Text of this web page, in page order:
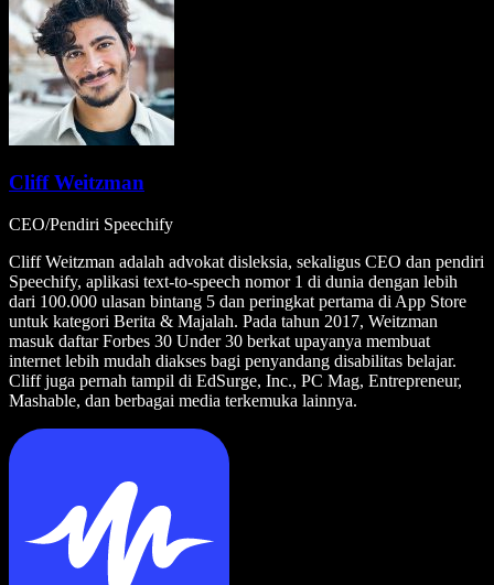
Cliff Weitzman
CEO/Pendiri Speechify
Cliff Weitzman adalah advokat disleksia, sekaligus CEO dan pendiri
Speechify, aplikasi text-to-speech nomor 1 di dunia dengan lebih
dari 100.000 ulasan bintang 5 dan peringkat pertama di App Store
untuk kategori Berita & Majalah. Pada tahun 2017, Weitzman
masuk daftar Forbes 30 Under 30 berkat upayanya membuat
internet lebih mudah diakses bagi penyandang disabilitas belajar.
Cliff juga pernah tampil di EdSurge, Inc., PC Mag, Entrepreneur,
Mashable, dan berbagai media terkemuka lainnya.